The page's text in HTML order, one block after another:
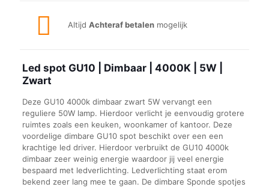
Altijd Achteraf betalen mogelijk
Led spot GU10 | Dimbaar | 4000K | 5W |
Zwart
Deze GU10 4000k dimbaar zwart 5W vervangt een
reguliere 50W lamp. Hierdoor verlicht je eenvoudig grotere
ruimtes zoals een keuken, woonkamer of kantoor. Deze
voordelige dimbare GU10 spot beschikt over een een
krachtige led driver. Hierdoor verbruikt de GU10 4000k
dimbaar zeer weinig energie waardoor jij veel energie
bespaard met ledverlichting. Ledverlichting staat erom
bekend zeer lang mee te gaan. De dimbare Sponde spotjes